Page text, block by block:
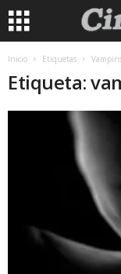
Inicio Etiquetas
Etiqueta: